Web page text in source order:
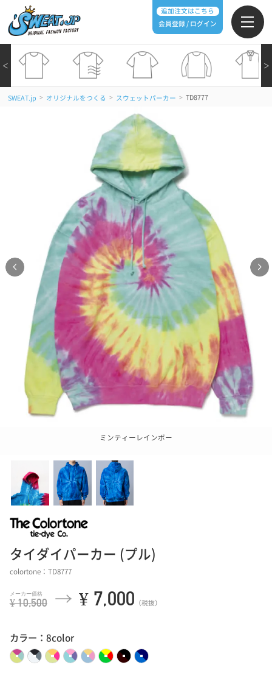
追加注文はこちら
会員登録 / ログイン
＞
＜
SWEAT.jp > オリジナルをつくる > スウェットパーカー > TD8777
ミンティーレインボー
タイダイパーカー (プル)
colortone：TD8777
¥ 10,500 ¥ 7,000 （税抜）
カラー：8color